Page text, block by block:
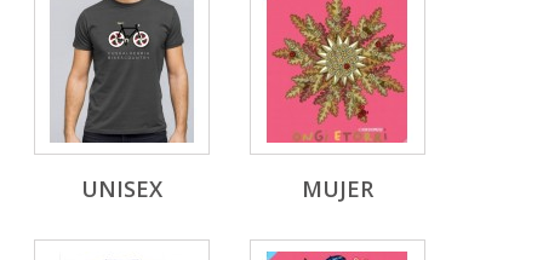
UNISEX MUJER